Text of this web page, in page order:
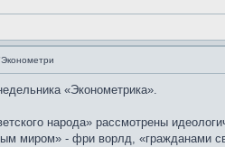
«Эконометрика».
народа» рассмотрены
миром» - фри ворлд, «гражданами